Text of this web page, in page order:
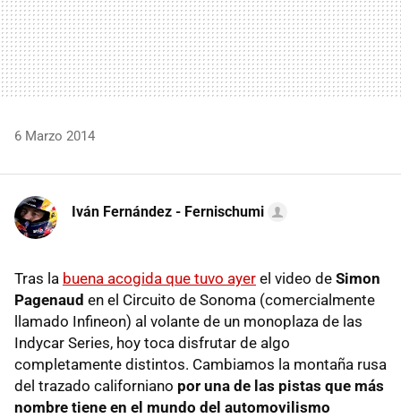
6 Marzo 2014
Iván Fernández - Fernischumi
Tras la buena acogida que tuvo ayer el video de Simon
Pagenaud en el Circuito de Sonoma (comercialmente
llamado Infineon) al volante de un monoplaza de las
Indycar Series, hoy toca disfrutar de algo
completamente distintos. Cambiamos la montaña rusa
del trazado californiano por una de las pistas que más
nombre tiene en el mundo del automovilismo